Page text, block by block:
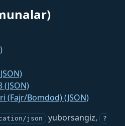
(JSON)
(Fajr/Bomdod) (JSON)
json yuborsangiz,
?